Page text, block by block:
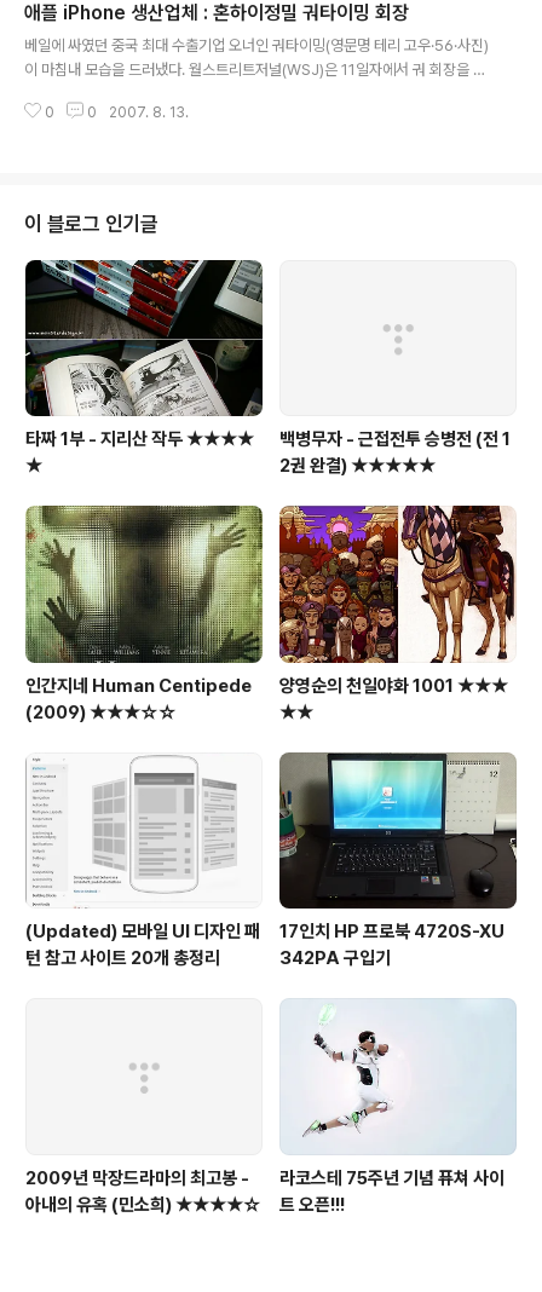
튼이나 카메라 만큼, 스피커도 유용한 듯 싶다... ㅡ,.ㅡ;; 2.
3인치 QVGA 디스플레이가 시원하고, 블루투스, GPS,
외장 메모리 슬롯등이 탑재되어 있다. 언제부턴가 탑재되
다란 스피커 덕택에 더욱 유용한 활용이 가능할 듯... 조만
애플 iPhone 생산업체 : 혼하이정밀 궈타이밍 회장
베일에 싸였던 중국 최대 수출기업 오너인 궈타이밍(영문명 테리 고우·56·사진)
이 마침내 모습을 드러냈다. 월스트리트저널(WSJ)은 11일자에서 궈 회장을 5
둔 혼하이는 중국 최대 수출기업이자 세계 최대의 전자제품 외주 생산업체다.
있다. 혼하이의 매출은 지난 10년간 연평균 50% 이상씩 증가, 지난해에는 40
6억달러에 달했다. 금년 매출액은 이보다 140억달러 가량 늘어날 전망이다. 가
로 1.2㎞, 세..
0 0 2007. 8. 13.
이 블로그 인기글
타짜 1부 - 지리산 작두 ★★★★
★
백병무자 - 근접전투 승병전 (전 1
2권 완결) ★★★★★
인간지네 Human Centipede
(2009) ★★★☆☆
양영순의 천일야화 1001 ★★★
★★
(Updated) 모바일 UI 디자인 패
턴 참고 사이트 20개 총정리
17인치 HP 프로북 4720S-XU
342PA 구입기
2009년 막장드라마의 최고봉 -
아내의 유혹 (민소희) ★★★★☆
라코스테 75주년 기념 퓨쳐 사이
트 오픈!!!